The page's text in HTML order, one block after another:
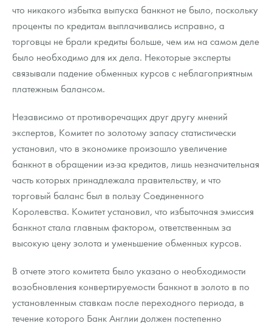
что никакого избытка выпуска банкнот не было, поскольку
проценты по кредитам выплачивались исправно, а
торговцы не брали кредиты больше, чем им на самом деле
было необходимо для их дела. Некоторые эксперты
связывали падение обменных курсов с неблагоприятным
платежным балансом.
Независимо от противоречащих друг другу мнений
экспертов, Комитет по золотому запасу статистически
установил, что в экономике произошло увеличение
банкнот в обращении из-за кредитов, лишь незначительная
часть которых принадлежала правительству, и что
торговый баланс был в пользу Соединенного
Королевства. Комитет установил, что избыточная эмиссия
банкнот стала главным фактором, ответственным за
высокую цену золота и уменьшение обменных курсов.
В отчете этого комитета было указано о необходимости
возобновления конвертируемости банкнот в золото в по
установленным ставкам после переходного периода, в
течение которого Банк Англии должен постепенно